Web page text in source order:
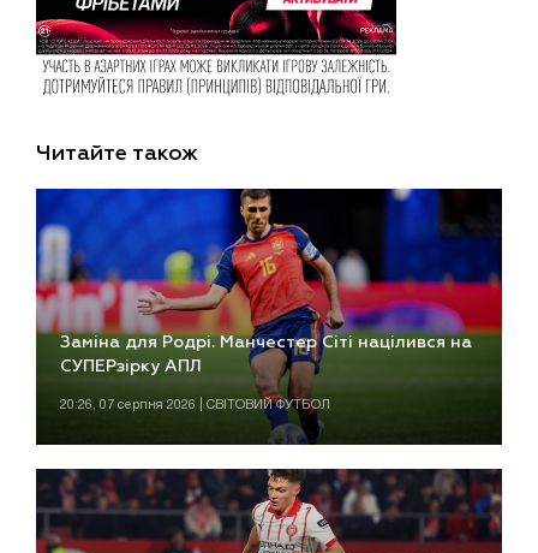
Читайте також
Заміна для Родрі. Манчестер Сіті націлився на
СУПЕРзірку АПЛ
20:26, 07 серпня 2026 | СВІТОВИЙ ФУТБОЛ